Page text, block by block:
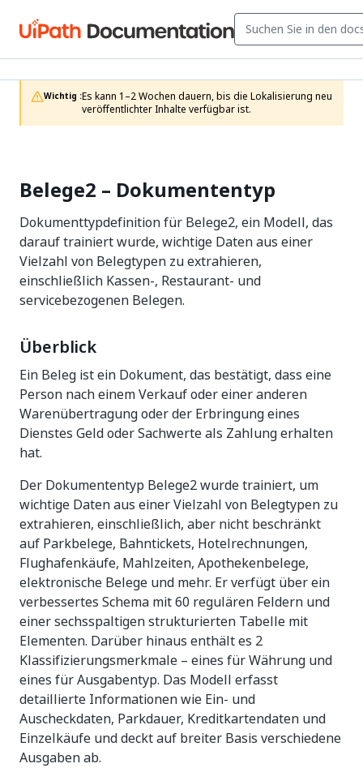
Wichtig :Es kann 1–2 Wochen dauern, bis die Lokalisierung neu
veröffentlichter Inhalte verfügbar ist.
Belege2 – Dokumententyp
Dokumenttypdefinition für Belege2, ein Modell, das
darauf trainiert wurde, wichtige Daten aus einer
Vielzahl von Belegtypen zu extrahieren,
einschließlich Kassen-, Restaurant- und
servicebezogenen Belegen.
Überblick
Ein Beleg ist ein Dokument, das bestätigt, dass eine
Person nach einem Verkauf oder einer anderen
Warenübertragung oder der Erbringung eines
Dienstes Geld oder Sachwerte als Zahlung erhalten
hat.
Der Dokumententyp Belege2 wurde trainiert, um
wichtige Daten aus einer Vielzahl von Belegtypen zu
extrahieren, einschließlich, aber nicht beschränkt
auf Parkbelege, Bahntickets, Hotelrechnungen,
Flughafenkäufe, Mahlzeiten, Apothekenbelege,
elektronische Belege und mehr. Er verfügt über ein
verbessertes Schema mit 60 regulären Feldern und
einer sechsspaltigen strukturierten Tabelle mit
Elementen. Darüber hinaus enthält es 2
Klassifizierungsmerkmale – eines für Währung und
eines für Ausgabentyp. Das Modell erfasst
detaillierte Informationen wie Ein- und
Auscheckdaten, Parkdauer, Kreditkartendaten und
Einzelkäufe und deckt auf breiter Basis verschiedene
Ausgaben ab.